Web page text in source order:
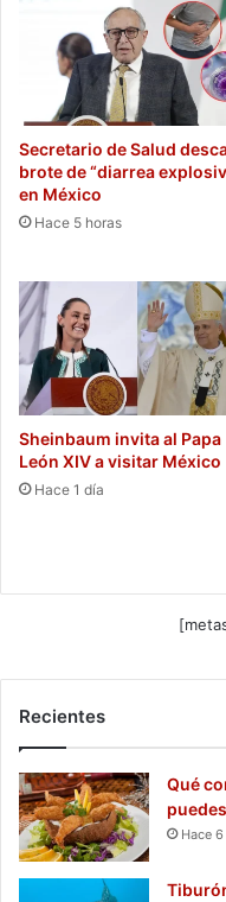
Secretario de Salud
brote de “diarrea
en México
Hace 5 horas
Sheinbaum invita al Papa
León XIV a visitar México
Hace 1 día
Recientes
Qué
Hace